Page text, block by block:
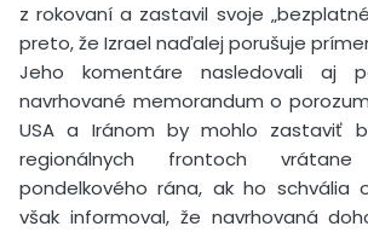
z rokovaní a zastavil svoje
preto, že Izrael naďalej porušuje
Jeho komentáre nasledovali aj
navrhované memorandum o
USA a Iránom by mohlo zastaviť
regionálnych frontoch
pondelkového rána, ak ho schvália
však informoval, že navrhovaná